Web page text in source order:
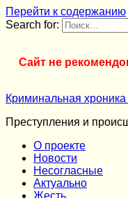
Перейти к содержанию
Search for:
Сайт не
Криминальная
Преступления и
О проекте
Новости
Несогласные
Актуально
Жесть